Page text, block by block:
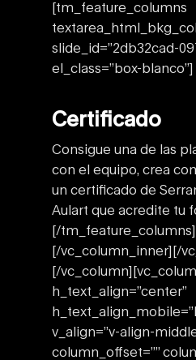
[tm_feature_columns
slide_id=”2db32cad-
el_class=”box-blanco”]
Certificado
Consigue una de las
con el equipo, crea
un certificado de
Aulart que acredite tu
[/tm_feature_columns]
[/vc_column_inner][/
[/
h_text_align=”center”
v_align=”v-align-
column_offset=””